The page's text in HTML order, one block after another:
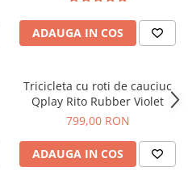
ADAUGA IN COS
Tricicleta cu roti de cauciuc
Qplay Rito Rubber Violet
799,00 RON
ADAUGA IN COS